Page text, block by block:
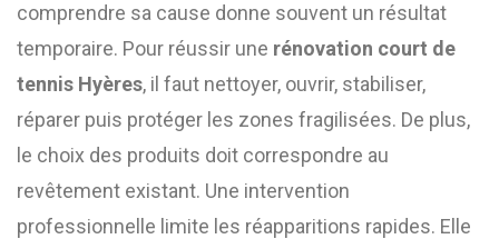
comprendre sa cause donne souvent un résultat
temporaire. Pour réussir une rénovation court de
tennis Hyères, il faut nettoyer, ouvrir, stabiliser,
réparer puis protéger les zones fragilisées. De plus,
le choix des produits doit correspondre au
revêtement existant. Une intervention
professionnelle limite les réapparitions rapides. Elle